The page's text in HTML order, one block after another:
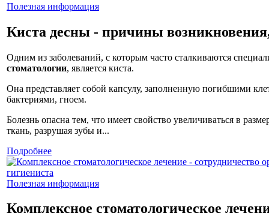
Полезная информация
Киста десны - причины
Одним из заболеваний, с которым часто сталкиваются
стоматологии, является киста.
Она представляет собой капсулу, заполненную погибшими
бактериями, гноем.
Болезнь опасна тем, что имеет свойство увеличиваться в
ткань, разрушая зубы и...
Подробнее
Полезная информация
Комплексное стоматологическое